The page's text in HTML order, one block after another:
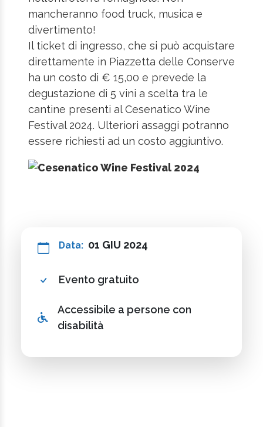
mancheranno food truck, musica e
divertimento!
Il ticket di ingresso, che si può acquistare
direttamente in Piazzetta delle Conserve
ha un costo di € 15,00 e prevede la
degustazione di 5 vini a scelta tra le
cantine presenti al Cesenatico Wine
Festival 2024. Ulteriori assaggi potranno
essere richiesti ad un costo aggiuntivo.
Data: 01 GIU 2024
Evento gratuito
Accessibile a persone con
disabilità